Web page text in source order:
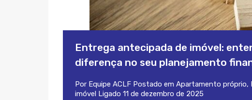
Entrega antecipada de imóvel:
diferença no seu planejamento
Por Equipe ACLF Postado em Apartamento próprio,
imóvel Ligado 11 de dezembro de 2025